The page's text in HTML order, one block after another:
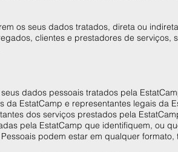
os seus dados tratados, direta ou
clientes e prestadores de serviços,
dados pessoais tratados pela
da EstatCamp e representantes legais da
dos serviços prestados pela
pela EstatCamp que identifiquem, ou
podem estar em qualquer formato,